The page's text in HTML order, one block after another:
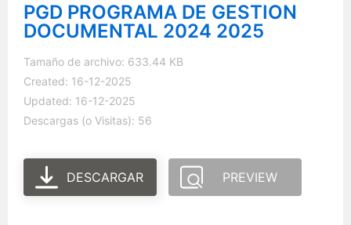
PGD PROGRAMA DE GESTION
DOCUMENTAL 2024 2025
Tamaño de archivo: 633.44 KB
Created: 16-12-2025
Updated: 16-12-2025
Descargas (o Visitas): 56
DESCARGAR PREVIEW